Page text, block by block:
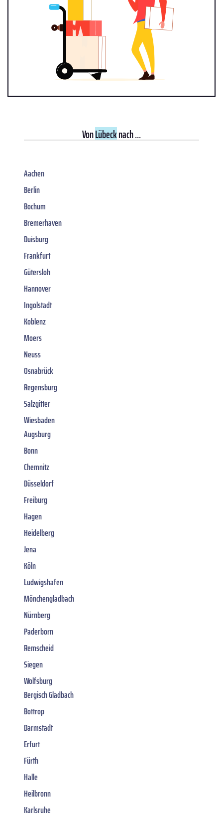
VonLübecknach ...
Aachen
Berlin
Bochum
Bremerhaven
Duisburg
Frankfurt
Gütersloh
Hannover
Ingolstadt
Koblenz
Moers
Neuss
Osnabrück
Regensburg
Salzgitter
Wiesbaden
Augsburg
Bonn
Chemnitz
Düsseldorf
Freiburg
Hagen
Heidelberg
Jena
Köln
Ludwigshafen
Mönchengladbach
Nürnberg
Paderborn
Remscheid
Siegen
Wolfsburg
Bergisch Gladbach
Bottrop
Darmstadt
Erfurt
Fürth
Halle
Heilbronn
Karlsruhe